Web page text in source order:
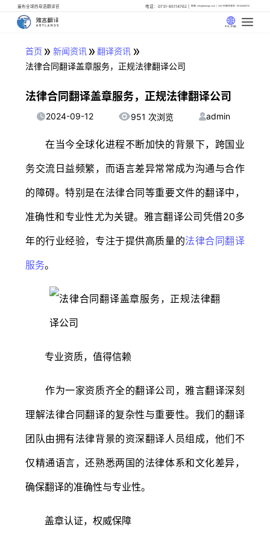
遍布全球的母语翻译官 电话：0731-85114762 邮箱: info@artlangs.com 24小时翻译管家: 18142666316
中文 (中国)
首页 » 新闻资讯» 翻译资讯 »
法律合同翻译盖章服务，正规法律翻译公司
法律合同翻译盖章服务，正规法律翻译公司
2024-09-12 951 次浏览 admin
在当今全球化进程不断加快的背景下，跨国业
务交流日益频繁，而语言差异常常成为沟通与合作
的障碍。特别是在法律合同等重要文件的翻译中，
准确性和专业性尤为关键。雅言翻译公司凭借20多
年的行业经验，专注于提供高质量的法律合同翻译
服务。
专业资质，值得信赖
作为一家资质齐全的翻译公司，雅言翻译深刻
理解法律合同翻译的复杂性与重要性。我们的翻译
团队由拥有法律背景的资深翻译人员组成，他们不
仅精通语言，还熟悉两国的法律体系和文化差异，
确保翻译的准确性与专业性。
盖章认证，权威保障